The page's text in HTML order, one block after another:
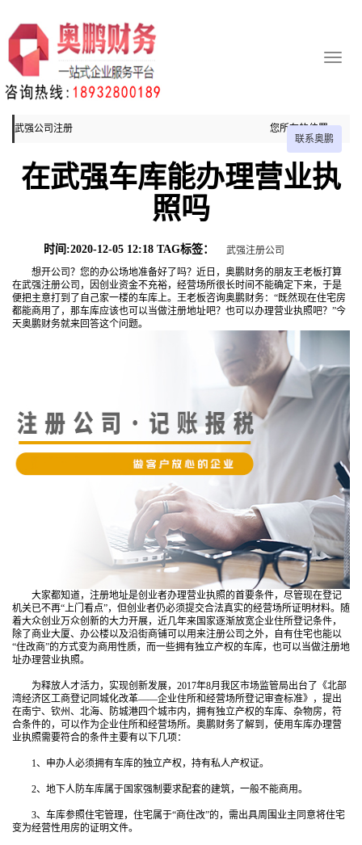
联系奥鹏
武强公司注册 您所在的位置：
武强公司注册
在武强车库能办理营业执
照吗
时间:2020-12-05 12:18 TAG标签：
武强注册公司
想开公司？您的办公场地准备好了吗？近日，奥鹏财务的朋友王老板打算
在武强注册公司，因创业资金不充裕，经营场所很长时间不能确定下来，于是
便把主意打到了自己家一楼的车库上。王老板咨询奥鹏财务：“既然现在住宅房
都能商用了，那车库应该也可以当做注册地址吧？也可以办理营业执照吧？”今
天奥鹏财务就来回答这个问题。
大家都知道，注册地址是创业者办理营业执照的首要条件，尽管现在登记
机关已不再“上门看点”，但创业者仍必须提交合法真实的经营场所证明材料。随
着大众创业万众创新的大力开展，近几年来国家逐渐放宽企业住所登记条件，
除了商业大厦、办公楼以及沿街商铺可以用来注册公司之外，自有住宅也能以
“住改商”的方式变为商用性质，而一些拥有独立产权的车库，也可以当做注册地
址办理营业执照。
为释放人才活力，实现创新发展，2017年8月我区市场监管局出台了《北部
湾经济区工商登记同城化改革——企业住所和经营场所登记审查标准》，提出
在南宁、钦州、北海、防城港四个城市内，拥有独立产权的车库、杂物房，符
合条件的，可以作为企业住所和经营场所。奥鹏财务了解到，使用车库办理营
业执照需要符合的条件主要有以下几项：
1、申办人必须拥有车库的独立产权，持有私人产权证。
2、地下人防车库属于国家强制要求配套的建筑，一般不能商用。
3、车库参照住宅管理，住宅属于“商住改”的，需出具周围业主同意将住宅
变为经营性用房的证明文件。